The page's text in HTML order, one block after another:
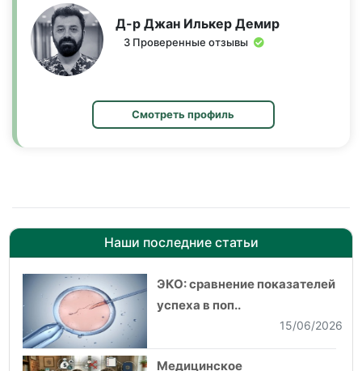
Д-р Джан Илькер Демир
3 Проверенные отзывы
Смотреть профиль
Наши последние статьи
ЭКО: сравнение показателей
успеха в поп..
15/06/2026
Медицинское